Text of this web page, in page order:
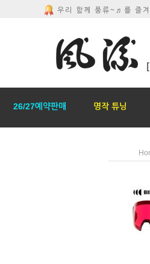
우리 함께 풍류~♬를 즐
26/27예약판매 명작 튜닝